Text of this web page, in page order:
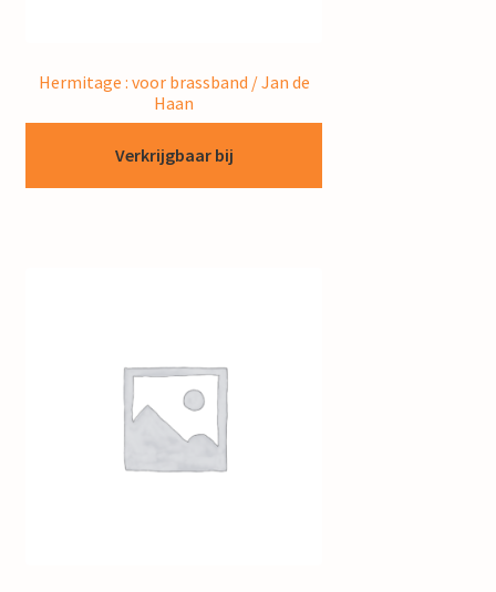
Hermitage : voor brassband / Jan de
Haan
Verkrijgbaar bij